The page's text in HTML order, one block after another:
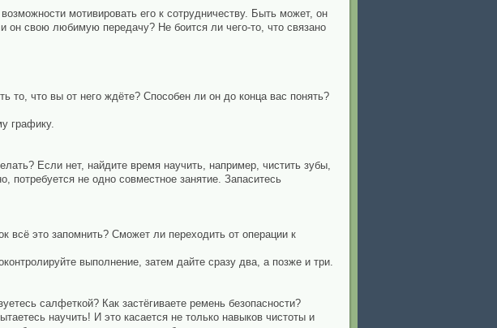
мотивировать его к сотрудничеству. Быть может, он
он свою любимую передачу? Не боится ли чего-то, что связано
что вы от него ждёте? Способен ли он до конца вас понять?
графику.
Если нет, найдите время научить, например, чистить зубы,
потребуется не одно совместное занятие. Запаситесь
всё это запомнить? Сможет ли переходить от операции к
выполнение, затем дайте сразу два, а позже и три.
салфеткой? Как застёгиваете ремень безопасности?
научить! И это касается не только навыков чистоты и